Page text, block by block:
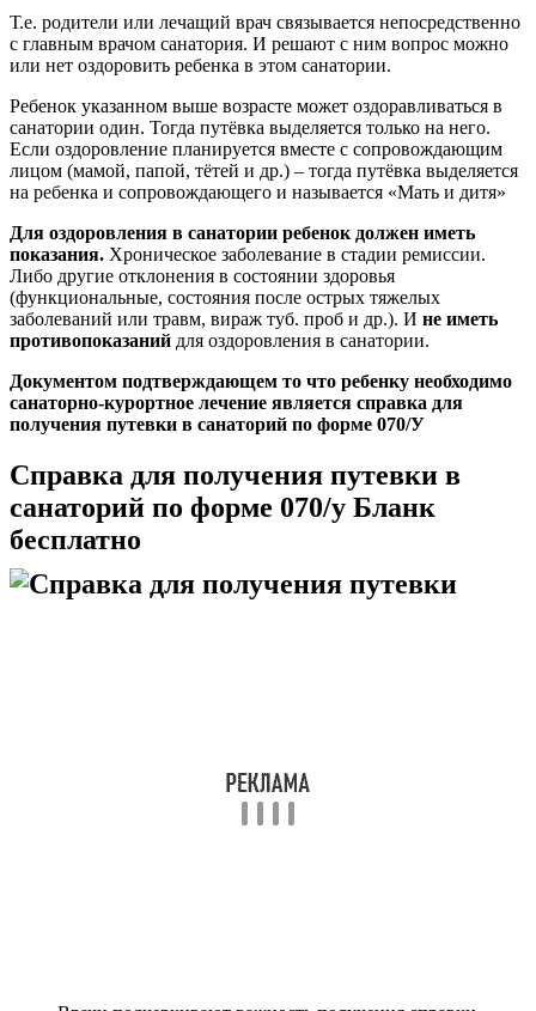
Т.е. родители или лечащий врач связывается непосредственно
с главным врачом санатория. И решают с ним вопрос можно
или нет оздоровить ребенка в этом санатории.
Ребенок указанном выше возрасте может оздоравливаться в
санатории один. Тогда путёвка выделяется только на него.
Если оздоровление планируется вместе с сопровождающим
лицом (мамой, папой, тётей и др.) – тогда путёвка выделяется
на ребенка и сопровождающего и называется «Мать и дитя»
Для оздоровления в санатории ребенок должен иметь
показания. Хроническое заболевание в стадии ремиссии.
Либо другие отклонения в состоянии здоровья
(функциональные, состояния после острых тяжелых
заболеваний или травм, вираж туб. проб и др.). И не иметь
противопоказаний для оздоровления в санатории.
Документом подтверждающем то что ребенку необходимо
санаторно-курортное лечение является справка для
получения путевки в санаторий по форме 070/У
Справка для получения путевки в
санаторий по форме 070/у Бланк
бесплатно